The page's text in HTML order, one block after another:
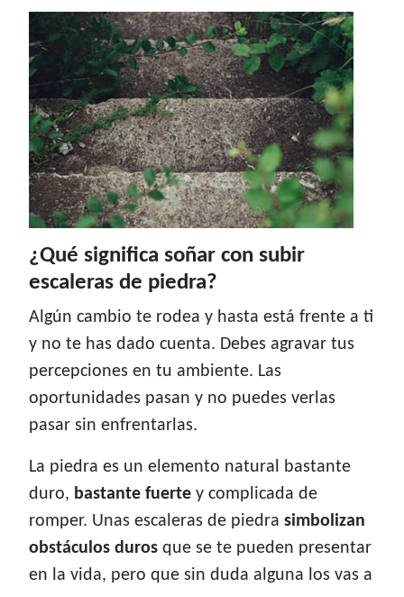
¿Qué significa soñar con subir
escaleras de piedra?
Algún cambio te rodea y hasta está frente a ti
y no te has dado cuenta. Debes agravar tus
percepciones en tu ambiente. Las
oportunidades pasan y no puedes verlas
pasar sin enfrentarlas.
La piedra es un elemento natural bastante
duro, bastante fuerte y complicada de
romper. Unas escaleras de piedra simbolizan
obstáculos duros que se te pueden presentar
en la vida, pero que sin duda alguna los vas a